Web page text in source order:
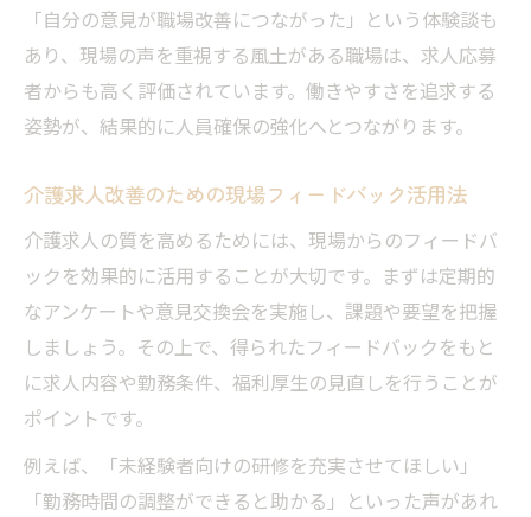
「自分の意見が職場改善につながった」という体験談も
あり、現場の声を重視する風土がある職場は、求人応募
者からも高く評価されています。働きやすさを追求する
姿勢が、結果的に人員確保の強化へとつながります。
介護求人改善のための現場フィードバック活用法
介護求人の質を高めるためには、現場からのフィードバ
ックを効果的に活用することが大切です。まずは定期的
なアンケートや意見交換会を実施し、課題や要望を把握
しましょう。その上で、得られたフィードバックをもと
に求人内容や勤務条件、福利厚生の見直しを行うことが
ポイントです。
例えば、「未経験者向けの研修を充実させてほしい」
「勤務時間の調整ができると助かる」といった声があれ